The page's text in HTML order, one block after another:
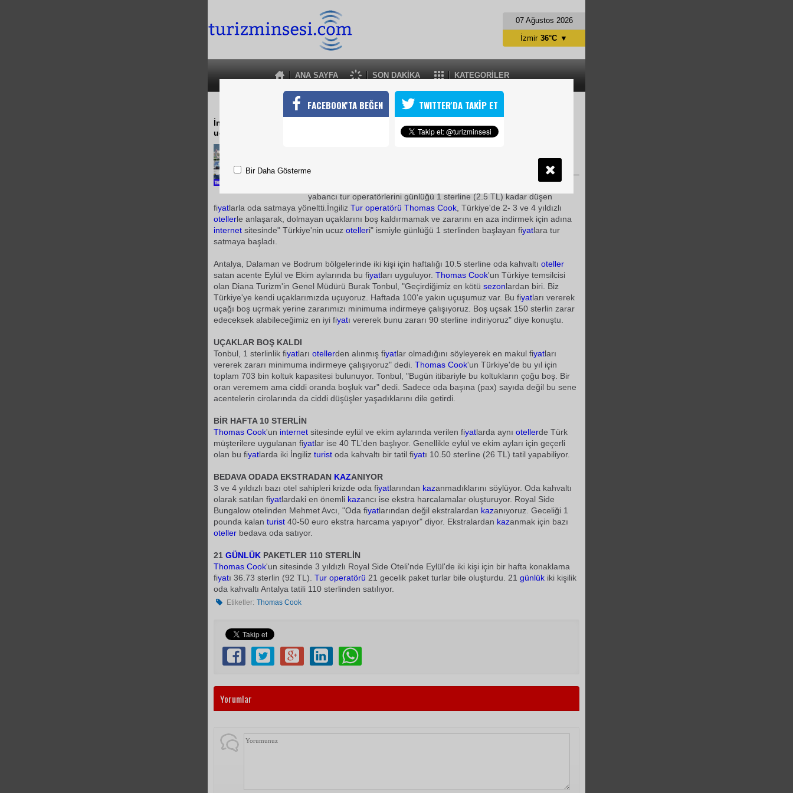
07 Ağustos 2026
ANA SAYFA SON DAKİKA KATEGORİLER
İzmir 36°C ▼
İNGİLİZLER 1 STERLİNE TATİL YAPIYOR
İngiliz tur operatörü Thomas Cook, krizde işler kötü gidince zararını minimuma indirip
uçaklarını doldurmak için Türkiye'de 1 sterlinden başlayan fiyatlarla tatil satmaya başladı.
yabancı tur operatörlerini günlüğü 1 sterline (2.5 TL) kadar düşen
fiyatlarla oda satmaya yöneltti.İngiliz Tur operatörü Thomas Cook , Türkiye'de 2- 3 ve 4 yıldızlı
otellerle anlaşarak, dolmayan uçaklarını boş kaldırmamak ve zararını en aza indirmek için adına
internet sitesinde" Türkiye'nin ucuz otelleri" ismiyle günlüğü 1 sterlinden başlayan fiyatlara tur
satmaya başladı.
Antalya, Dalaman ve Bodrum bölgelerinde iki kişi için haftalığı 10.5 sterline oda kahvaltı oteller
satan acente Eylül ve Ekim aylarında bu fiyatları uyguluyor. Thomas Cook'un Türkiye temsilcisi
olan Diana Turizm'in Genel Müdürü Burak Tonbul, "Geçirdiğimiz en kötü sezonlardan biri. Biz
Türkiye'ye kendi uçaklarımızda uçuyoruz. Haftada 100'e yakın uçuşumuz var. Bu fiyatları vererek
uçağı boş uçrmak yerine zararımızı minimuma indirmeye çalışıyoruz. Boş uçsak 150 sterlin zarar
edeceksek alabileceğimiz en iyi fiyatı vererek bunu zararı 90 sterline indiriyoruz" diye konuştu.
UÇAKLAR BOŞ KALDI
Tonbul, 1 sterlinlik fiyatları otellerden alınmış fiyatlar olmadığını söyleyerek en makul fiyatları
vererek zararı minimuma indirmeye çalışıyoruz" dedi. Thomas Cook'un Türkiye'de bu yıl için
toplam 703 bin koltuk kapasitesi bulunuyor. Tonbul, "Bugün itibariyle bu koltukların çoğu boş. Bir
oran veremem ama ciddi oranda boşluk var" dedi. Sadece oda başına (pax) sayıda değil bu sene
acentelerin cirolarında da ciddi düşüşler yaşadıklarını dile getirdi.
BİR HAFTA 10 STERLİN
Thomas Cook'un internet sitesinde eylül ve ekim aylarında verilen fiyatlarda aynı otellerde Türk
müşterilere uygulanan fiyatlar ise 40 TL'den başlıyor. Genellikle eylül ve ekim ayları için geçerli
olan bu fiyatlarda iki İngiliz turist oda kahvaltı bir tatil fiyatı 10.50 sterline (26 TL) tatil yapabiliyor.
BEDAVA ODADA EKSTRADAN KAZANIYOR
3 ve 4 yıldızlı bazı otel sahipleri krizde oda fiyatlarından kazanmadıklarını söylüyor. Oda kahvaltı
olarak satılan fiyatlardaki en önemli kazancı ise ekstra harcalamalar oluşturuyor. Royal Side
Bungalow otelinden Mehmet Avcı, "Oda fiyatlarından değil ekstralardan kazanıyoruz. Geceliği 1
pounda kalan turist 40-50 euro ekstra harcama yapıyor" diyor. Ekstralardan kazanmak için bazı
oteller bedava oda satıyor.
21 GÜNLÜK PAKETLER 110 STERLİN
Thomas Cook'un sitesinde 3 yıldızlı Royal Side Oteli'nde Eylül'de iki kişi için bir hafta konaklama
fiyatı 36.73 sterlin (92 TL). Tur operatörü 21 gecelik paket turlar bile oluşturdu. 21 günlük iki kişilik
oda kahvaltı Antalya tatili 110 sterlinden satılıyor.
Etiketler: Thomas Cook
Yorumlar
FACEBOOK'TA BEĞEN TWITTER'DA TAKİP ET
Bir Daha Gösterme